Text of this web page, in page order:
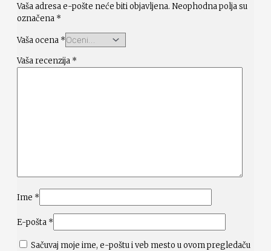
Vaša adresa e-pošte neće biti objavljena. Neophodna polja su
označena *
Vaša ocena *
Vaša recenzija *
Ime *
E-pošta *
Sačuvaj moje ime, e-poštu i veb mesto u ovom pregledaču